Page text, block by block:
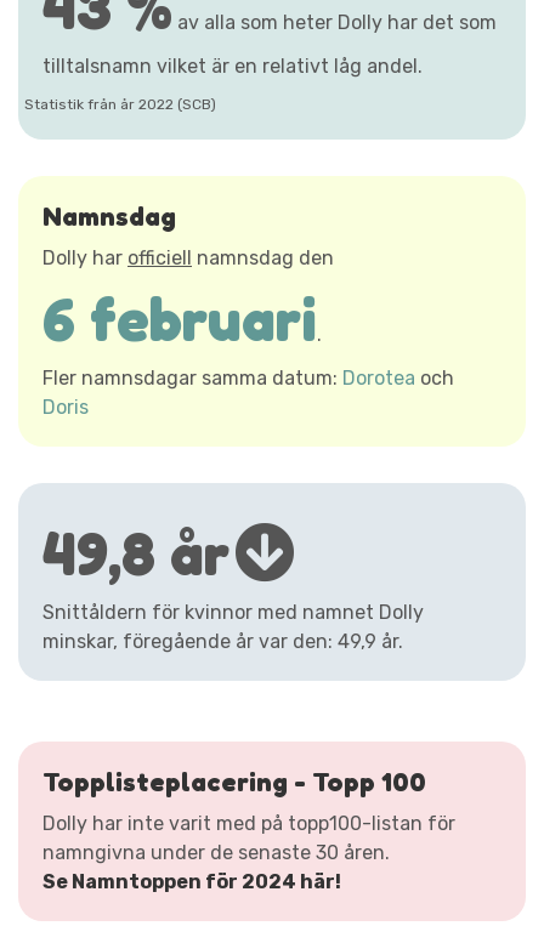
av alla som heter Dolly har det som
tilltalsnamn vilket är en relativt låg andel.
Statistik från år 2022 (SCB)
Namnsdag
Dolly har officiell namnsdag den
6 februari.
Fler namnsdagar samma datum: Dorotea och
Doris
49,8 år
Snittåldern för kvinnor med namnet Dolly
minskar, föregående år var den: 49,9 år.
Topplisteplacering - Topp 100
Dolly har inte varit med på topp100-listan för
namngivna under de senaste 30 åren.
Se Namntoppen för 2024 här!